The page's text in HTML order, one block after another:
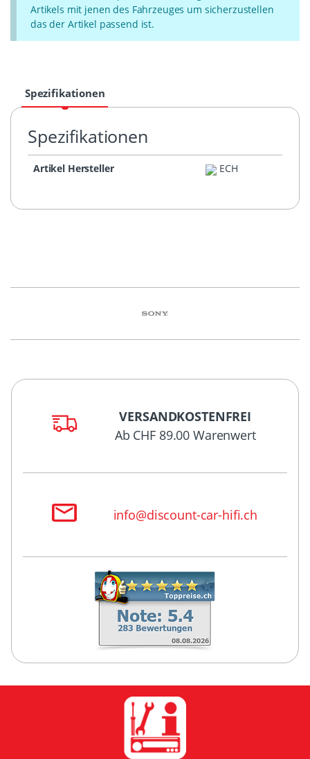
Artikels mit jenen des Fahrzeuges um sicherzustellen
das der Artikel passend ist.
Spezifikationen
Spezifikationen
Artikel Hersteller ECH
VERSANDKOSTENFREI
Ab CHF 89.00 Warenwert
info@discount-car-hifi.ch